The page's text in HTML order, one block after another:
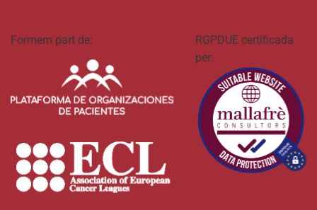
Formem part de:
RGPDUE certificada
per: